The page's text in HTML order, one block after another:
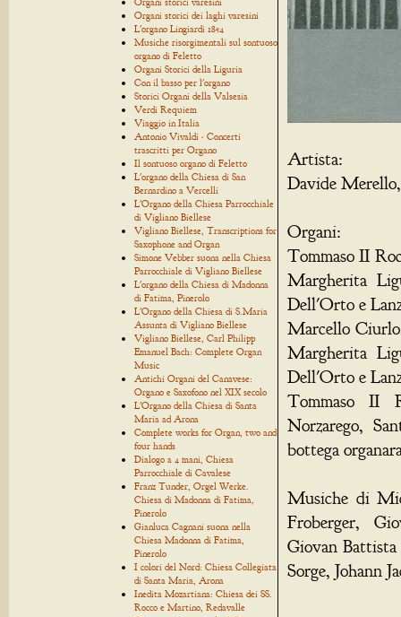
Organi storici dei laghi varesini
L'organo Lingiardi 1854
Musiche risorgimentali sul sontuoso
organo di Feletto
Organi Storici della Liguria
Con il basso per l'organo
Storici Organi della Valsesia
Verdi Requiem
Viaggio in Italia
Antonio Vivaldi - Concerti
trascritti per Organo
Il sontuoso organo di Feletto
L'organo della Chiesa di San
Bernardino a Vercelli
L'Organo della Chiesa Parrocchiale
di Vigliano Biellese
Vigliano Biellese, Transcriptions for
Saxophone and Organ
Simone Vebber suona nella Chiesa
Parrocchiale di Vigliano Biellese
L'organo della Chiesa di Madonna
di Fatima, Pinerolo
L'Organo della Chiesa di S.Maria
Assunta di Vigliano Biellese
Vigliano Biellese, Carl Philipp
Emanuel Bach: Complete Organ
Music
Antichi Organi del Canavese:
Organo e Saxofono nel XIX secolo
L'Organo della Chiesa di Santa
Maria ad Arona
Complete works for Organ, two and
four hands
Dialogo a 4 mani, Chiesa
Parrocchiale di Cavalese
Franz Tunder, Orgel Werke.
Chiesa di Madonna di Fatima,
Pinerolo
Gianluca Cagnani suona nella
Chiesa Madonna di Fatima,
Pinerolo
I colori del Nord: Chiesa Collegiata
di Santa Maria, Arona
Inedita Mozartiana: Chiesa dei SS.
Rocco e Martino, Redavalle
Artista:
Davide
Organi:
Tommaso II
Margherita
Dell'Orto e
Marcello
Margherita
Dell'Orto e
Tommaso II
Norzarego,
bottega
Musiche di
Froberger,
Giovan
Sorge, Johann